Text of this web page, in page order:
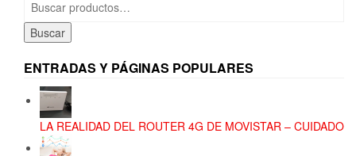
por:
Buscar
ENTRADAS Y PÁGINAS POPULARES
LA REALIDAD DEL ROUTER 4G DE MOVISTAR – CUIDADO